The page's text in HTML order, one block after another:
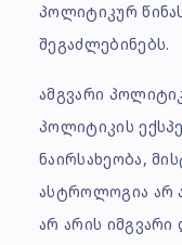
პოლიტიკურ
შეგაძლებინებს.
ამგვარი
პოლიტიკის
ნაირსახეობა,
ასტროლოგია არ
არ არის